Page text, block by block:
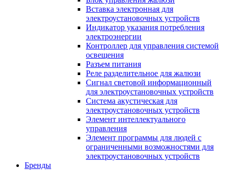
Вставка электронная для
электроустановочных устройств
Индикатор указания потребления
электроэнергии
Контроллер для управления системой
освещения
Разъем питания
Реле разделительное для жалюзи
Сигнал световой информационный
для электроустановочных устройств
Система акустическая для
электроустановочных устройств
Элемент интеллектуального
управления
Элемент программы для людей с
ограниченными возможностями для
электроустановочных устройств
Бренды